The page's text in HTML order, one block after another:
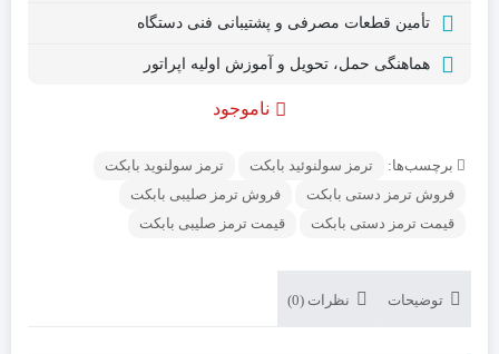
تأمین قطعات مصرفی و پشتیبانی فنی دستگاه
هماهنگی حمل، تحویل و آموزش اولیه اپراتور
ناموجود
برچسب‌ها: ترمز سولنوئید بابکت
ترمز سولنوید بابکت
فروش ترمز دستی بابکت
فروش ترمز صلیبی بابکت
قیمت ترمز دستی بابکت
قیمت ترمز صلیبی بابکت
توضیحات نظرات (0)